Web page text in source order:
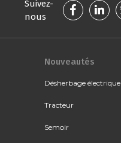
Suivez-
nous
Nouveautés
Désherbage électrique
Tracteur
Semoir